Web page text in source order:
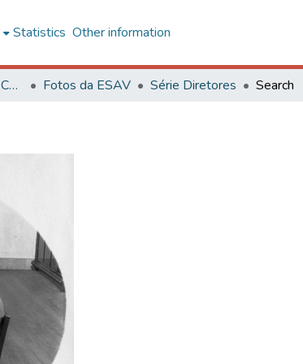
Statistics Other information
Acervo Fotográfico do ACH-UFV Fotos da ESAV Série Diretores Search